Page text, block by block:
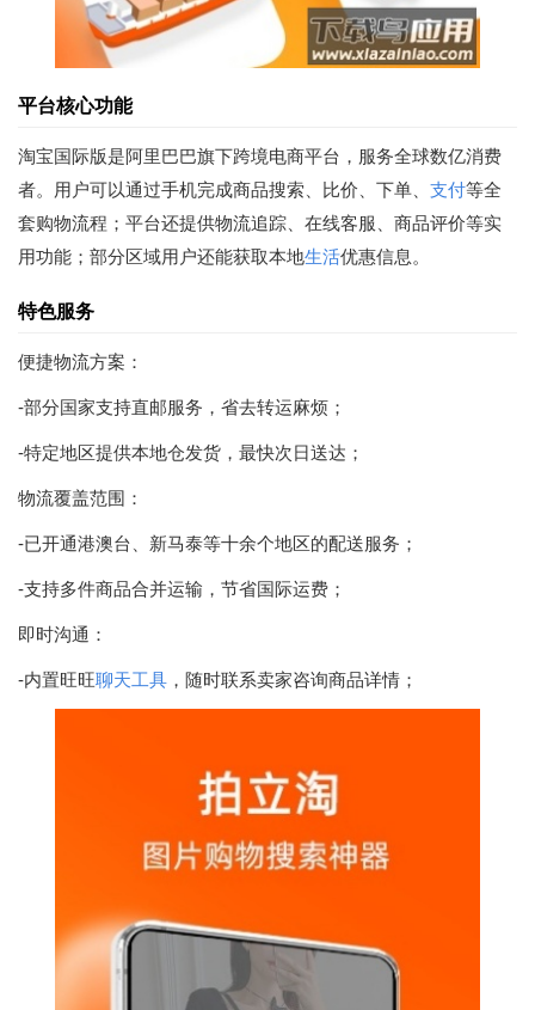
平台核心功能
淘宝国际版是阿里巴巴旗下跨境电商平台，服务全球数亿消费
者。用户可以通过手机完成商品搜索、比价、下单、 支付等全
套购物流程；平台还提供物流追踪、在线客服、商品评价等实
用功能；部分区域用户还能获取本地生活优惠信息。
特色服务
便捷物流方案：
-部分国家支持直邮服务，省去转运麻烦；
-特定地区提供本地仓发货，最快次日送达；
物流覆盖范围：
-已开通港澳台、新马泰等十余个地区的配送服务；
-支持多件商品合并运输，节省国际运费；
即时沟通：
-内置旺旺聊天工具 ，随时联系卖家咨询商品详情；